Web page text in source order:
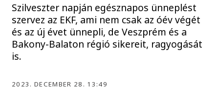
Szilveszter napján egésznapos ünneplést
szervez az EKF, ami nem csak az óév végét
és az új évet ünnepli, de Veszprém és a
Bakony-Balaton régió sikereit, ragyogását
is.
2023. DECEMBER 28. 13:49